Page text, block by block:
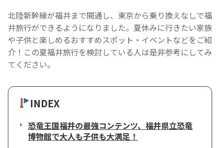
北陸新幹線が福井まで開通し、東京から乗り換えなしで福
井旅行ができるようになりました。夏休みに行きたい家族
や子供と楽しめるおすすめスポット・イベントなどをご紹
介！この夏福井旅行を検討している人は是非参考にしてみ
てください。
INDEX
恐竜王国福井の最強コンテンツ、福井県立恐竜
博物館で大人も子供も大満足！